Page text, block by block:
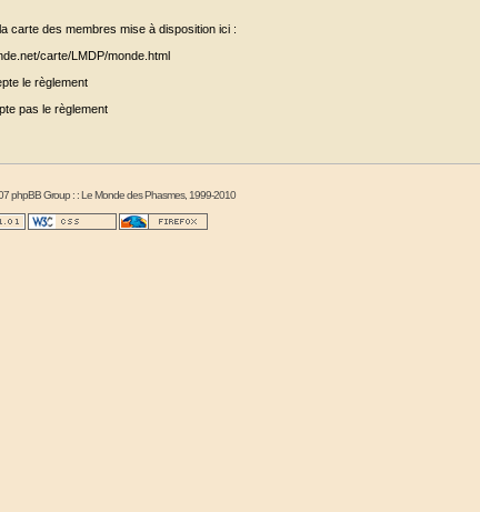
carte des membres mise à disposition ici :
carte/LMDP/monde.html
le règlement
pas le règlement
phpBB Group : :Le Monde des Phasmes, 1999-2010